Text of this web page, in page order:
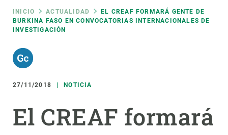
Ruta
de
navegación
INICIO ACTUALIDAD
EL CREAF FORMARÁ GENTE DE
BURKINA FASO EN CONVOCATORIAS INTERNACIONALES DE
INVESTIGACIÓN
27/11/2018 NOTICIA
El CREAF formará
RRSS
Featured
responsive
Responsive
menu
INVESTIGACIÓN